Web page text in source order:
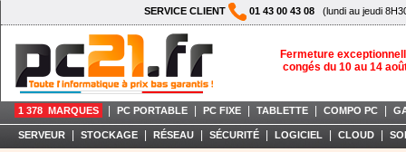
SERVICE CLIENT 01 43 00 43 08 (lundi au jeudi
Fermeture
congés du 10 au 14
1 378 MARQUES PC PORTABLE PC FIXE TABLETTE COMPO PC
SERVEUR STOCKAGE RÉSEAU SÉCURITÉ LOGICIEL CLOUD